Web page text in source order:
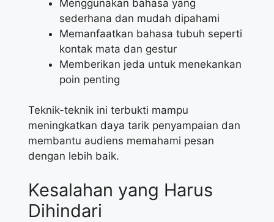
Menggunakan bahasa yang
sederhana dan mudah dipahami
Memanfaatkan bahasa tubuh seperti
kontak mata dan gestur
Memberikan jeda untuk menekankan
poin penting
Teknik-teknik ini terbukti mampu
meningkatkan daya tarik penyampaian dan
membantu audiens memahami pesan
dengan lebih baik.
Kesalahan yang Harus
Dihindari